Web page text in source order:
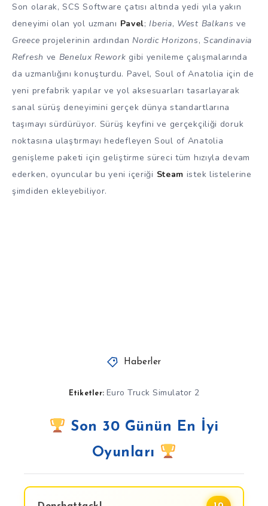
Son olarak, SCS Software çatısı altında yedi yıla yakın
deneyimi olan yol uzmanı Pavel;Iberia, West Balkans ve
Greece projelerinin ardındanNordic Horizons,Scandinavia
Refresh ve Benelux Rework gibi yenileme çalışmalarında
da uzmanlığını konuşturdu. Pavel, Soul of Anatolia için de
yeni prefabrik yapılar ve yol aksesuarları tasarlayarak
sanal sürüş deneyimini gerçek dünya standartlarına
taşımayı sürdürüyor. Sürüş keyfini ve gerçekçiliği doruk
noktasına ulaştırmayı hedefleyen Soul of Anatolia
genişleme paketi için geliştirme süreci tüm hızıyla devam
ederken, oyuncular bu yeni içeriği Steam istek listelerine
şimdiden ekleyebiliyor.
Haberler
Etiketler: Euro Truck Simulator 2
Son 30 Günün En İyi
Oyunları